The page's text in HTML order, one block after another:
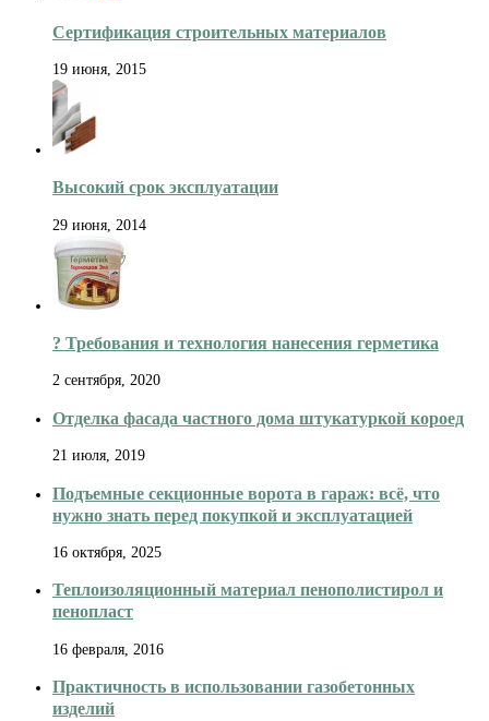
Сертификация строительных материалов
19 июня, 2015
Высокий срок эксплуатации
29 июня, 2014
? Требования и технология нанесения герметика
2 сентября, 2020
Отделка фасада частного дома штукатуркой короед
21 июля, 2019
Подъемные секционные ворота в гараж: всё, что
нужно знать перед покупкой и эксплуатацией
16 октября, 2025
Теплоизоляционный материал пенополистирол и
пенопласт
16 февраля, 2016
Практичность в использовании газобетонных
изделий